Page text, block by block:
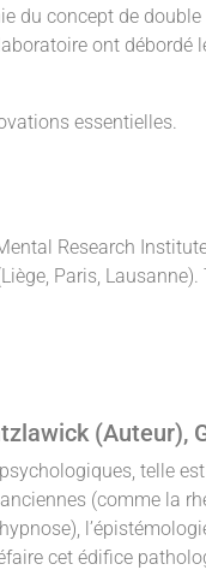
du concept de
ont débordé
essentielles.
Research
Paris,
(Auteur),
telle
(comme la
cet édifice